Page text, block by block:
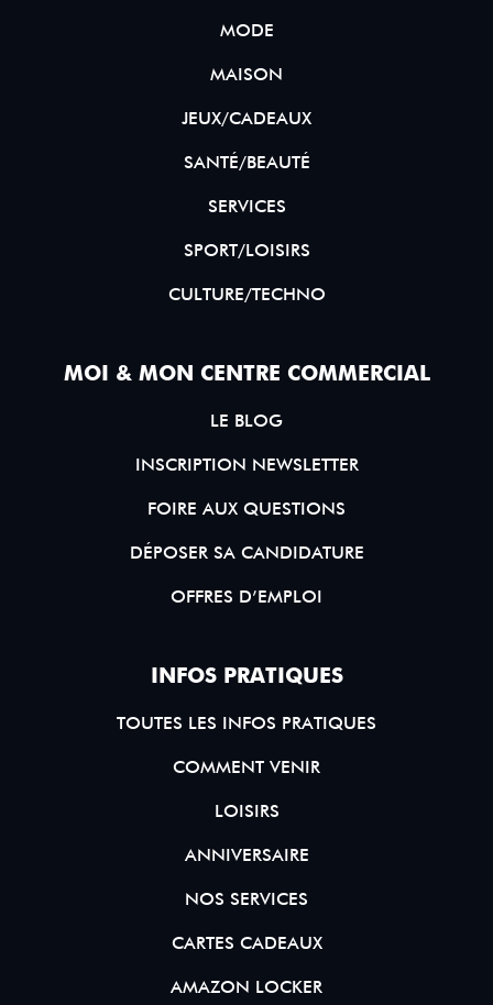
MODE
MAISON
JEUX/CADEAUX
SANTÉ/BEAUTÉ
SERVICES
SPORT/LOISIRS
CULTURE/TECHNO
MOI & MON CENTRE COMMERCIAL
LE BLOG
INSCRIPTION NEWSLETTER
FOIRE AUX QUESTIONS
DÉPOSER SA CANDIDATURE
OFFRES D’EMPLOI
INFOS PRATIQUES
TOUTES LES INFOS PRATIQUES
COMMENT VENIR
LOISIRS
ANNIVERSAIRE
NOS SERVICES
CARTES CADEAUX
AMAZON LOCKER